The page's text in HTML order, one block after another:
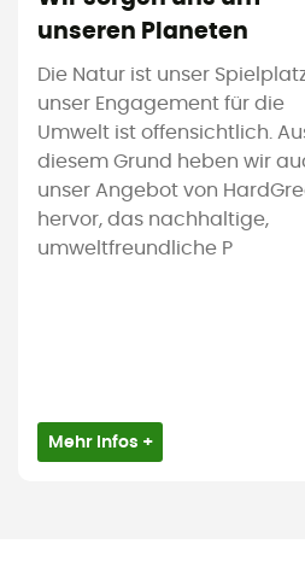
unseren Planeten
Die Natur ist unser
unser Engagement für die
Umwelt ist offensichtlich.
diesem Grund heben wir
unser Angebot von
hervor, das nachhaltige,
umweltfreundliche P
Mehr Infos +